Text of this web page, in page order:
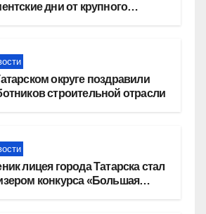
дни от крупного
округе поздравили
строительной отрасли
лицея города Татарска стал
конкурса «Большая